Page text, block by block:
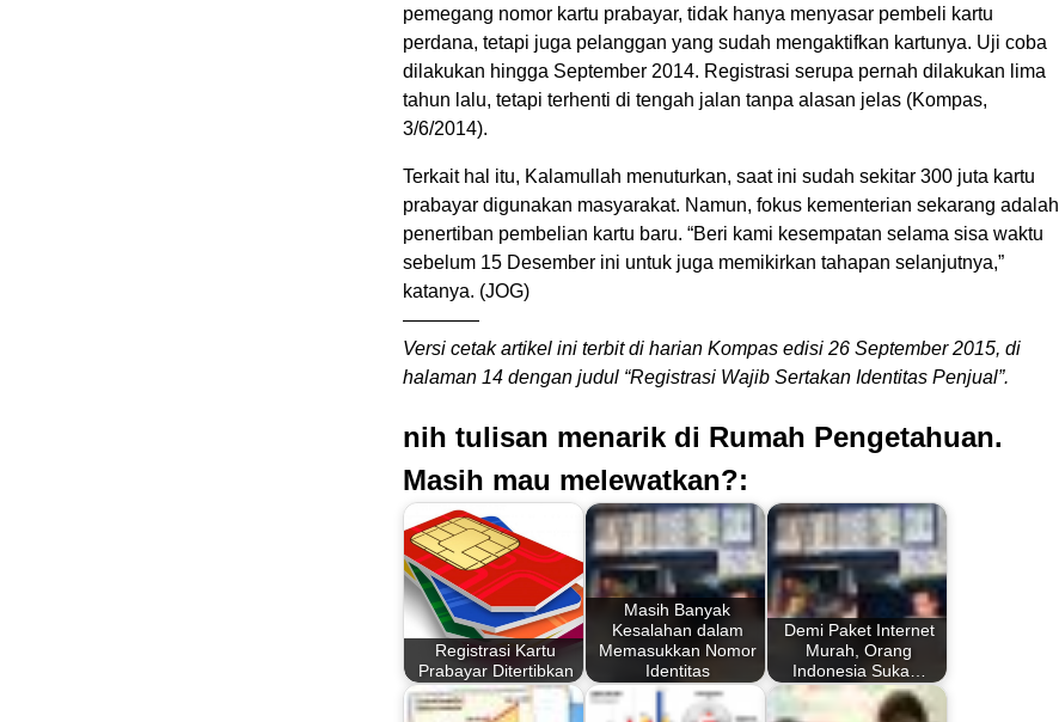
pemegang nomor kartu prabayar, tidak hanya menyasar pembeli kartu
perdana, tetapi juga pelanggan yang sudah mengaktifkan kartunya. Uji coba
dilakukan hingga September 2014. Registrasi serupa pernah dilakukan lima
tahun lalu, tetapi terhenti di tengah jalan tanpa alasan jelas (Kompas,
3/6/2014).
Terkait hal itu, Kalamullah menuturkan, saat ini sudah sekitar 300 juta kartu
prabayar digunakan masyarakat. Namun, fokus kementerian sekarang adalah
penertiban pembelian kartu baru. “Beri kami kesempatan selama sisa waktu
sebelum 15 Desember ini untuk juga memikirkan tahapan selanjutnya,”
katanya. (JOG)
————
Versi cetak artikel ini terbit di harian Kompas edisi 26 September 2015, di
halaman 14 dengan judul “Registrasi Wajib Sertakan Identitas Penjual”.
nih tulisan menarik di Rumah Pengetahuan.
Masih mau melewatkan?:
Registrasi Kartu
Prabayar Ditertibkan
Masih Banyak
Kesalahan dalam
Memasukkan Nomor
Identitas
Demi Paket Internet
Murah, Orang
Indonesia Suka…